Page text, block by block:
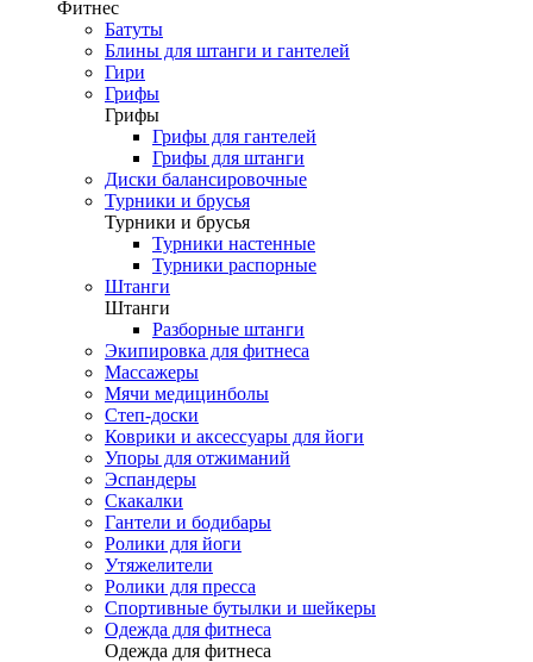
Фитнес
Батуты
Блины для штанги и гантелей
Гири
Грифы
Грифы
Грифы для гантелей
Грифы для штанги
Диски балансировочные
Турники и брусья
Турники и брусья
Турники настенные
Турники распорные
Штанги
Штанги
Разборные штанги
Экипировка для фитнеса
Массажеры
Мячи медицинболы
Степ-доски
Коврики и аксессуары для йоги
Упоры для отжиманий
Эспандеры
Скакалки
Гантели и бодибары
Ролики для йоги
Утяжелители
Ролики для пресса
Спортивные бутылки и шейкеры
Одежда для фитнеса
Одежда для фитнеса